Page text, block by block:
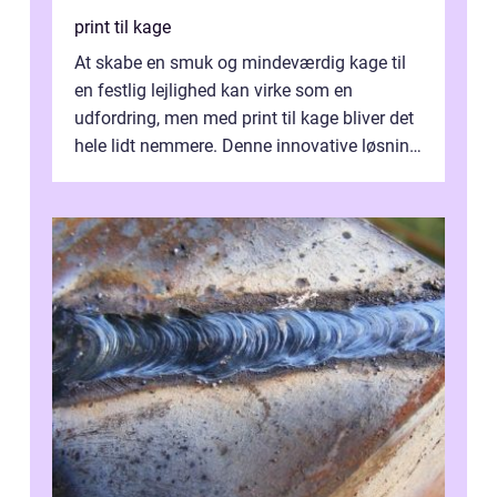
print til kage
At skabe en smuk og mindeværdig kage til
en festlig lejlighed kan virke som en
udfordring, men med print til kage bliver det
hele lidt nemmere. Denne innovative løsning